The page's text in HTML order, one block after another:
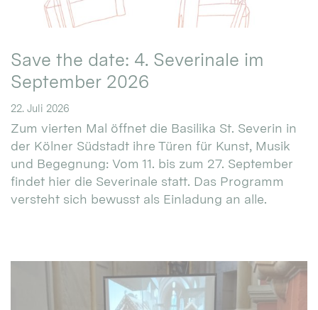
Save the date: 4. Severinale im
September 2026
22. Juli 2026
Zum vierten Mal öffnet die Basilika St. Severin in
der Kölner Südstadt ihre Türen für Kunst, Musik
und Begegnung: Vom 11. bis zum 27. September
findet hier die Severinale statt. Das Programm
versteht sich bewusst als Einladung an alle.